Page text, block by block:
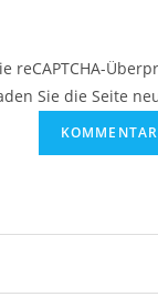
reCAPTCHA-
Sie die Seite